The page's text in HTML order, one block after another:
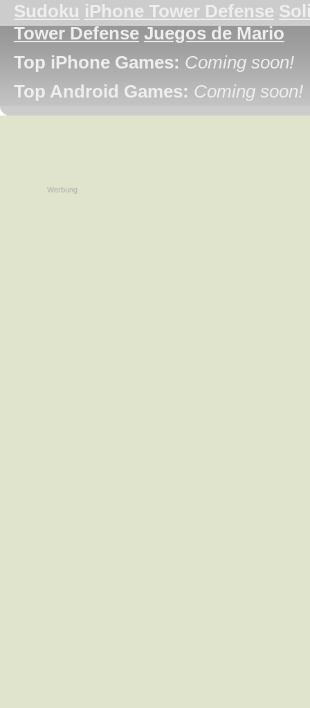
Sudoku iPhone Tower Defense
Tower Defense Juegos de Mario
Top iPhone Games: Coming soon!
Top Android Games: Coming soon!
Werbung